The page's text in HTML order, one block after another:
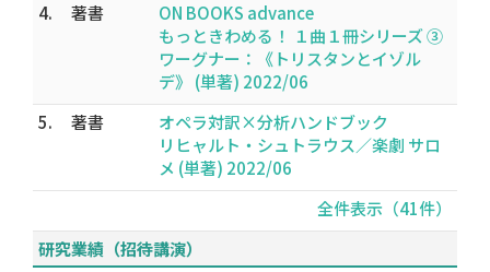
4.
著書
ON BOOKS advance
もっときわめる！ １曲１冊シリーズ ③
ワーグナー：《トリスタンとイゾル
デ》 (単著) 2022/06
5.
著書
オペラ対訳×分析ハンドブック
リヒャルト・シュトラウス／楽劇 サロ
メ (単著) 2022/06
全件表示（41件）
研究業績（招待講演）